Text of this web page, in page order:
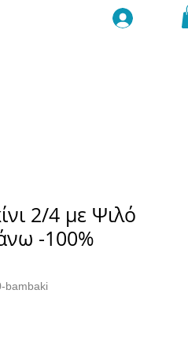
Σύνδεση
2/4 με Ψιλό
-100%
bambaki